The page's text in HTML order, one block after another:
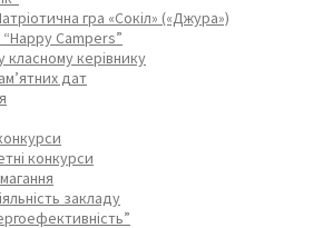
гра «Сокіл» («Джура»)
“Happy Campers”
класному керівнику
дат
конкурси
закладу